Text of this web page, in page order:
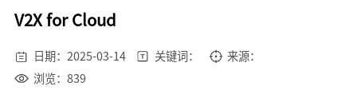
V2X for Cloud
日期：2025-03-14 关键词：
来源：
浏览：839